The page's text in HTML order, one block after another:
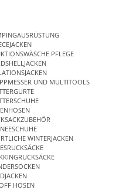
PFLEGE
UND MULTITOOLS
WINTERJACKEN
HOSEN